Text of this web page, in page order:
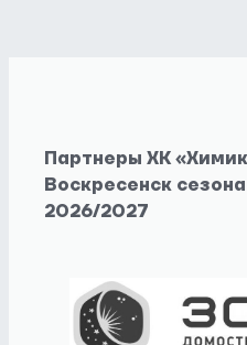
Партнеры ХК
Воскресенск сезона
2026/2027